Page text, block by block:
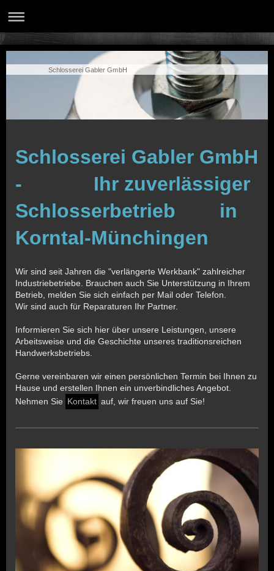
Schlosserei Gabler GmbH
Schlosserei Gabler GmbH
- Ihr zuverlässiger
Schlosserbetrieb in
Korntal-Münchingen
Wir sind seit Jahren die "verlängerte Werkbank" zahlreicher
Industriebetriebe. Brauchen auch Sie Unterstützung in Ihrem
Betrieb, melden Sie sich einfach per Mail oder Telefon.
Wir sind auch für Reparaturen Ihr Partner.
Informieren Sie sich hier über unsere Leistungen, unsere
Arbeitsweise und die Geschichte unseres traditionsreichen
Handwerksbetriebs.
Gerne vereinbaren wir einen persönlichen Termin bei Ihnen zu
Hause und erstellen Ihnen ein unverbindliches Angebot.
Nehmen Sie Kontakt auf, wir freuen uns auf Sie!